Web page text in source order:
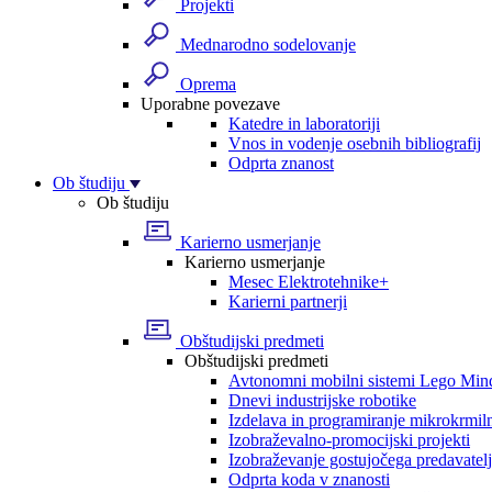
Projekti
Mednarodno sodelovanje
Oprema
Uporabne povezave
Katedre in laboratoriji
Vnos in vodenje osebnih bibliografij
Odprta znanost
Ob študiju
Ob študiju
Karierno usmerjanje
Karierno usmerjanje
Mesec Elektrotehnike+
Karierni partnerji
Obštudijski predmeti
Obštudijski predmeti
Avtonomni mobilni sistemi Lego
Dnevi industrijske robotike
Izdelava in programiranje
Izobraževalno-promocijski projekti
Izobraževanje gostujočega
Odprta koda v znanosti